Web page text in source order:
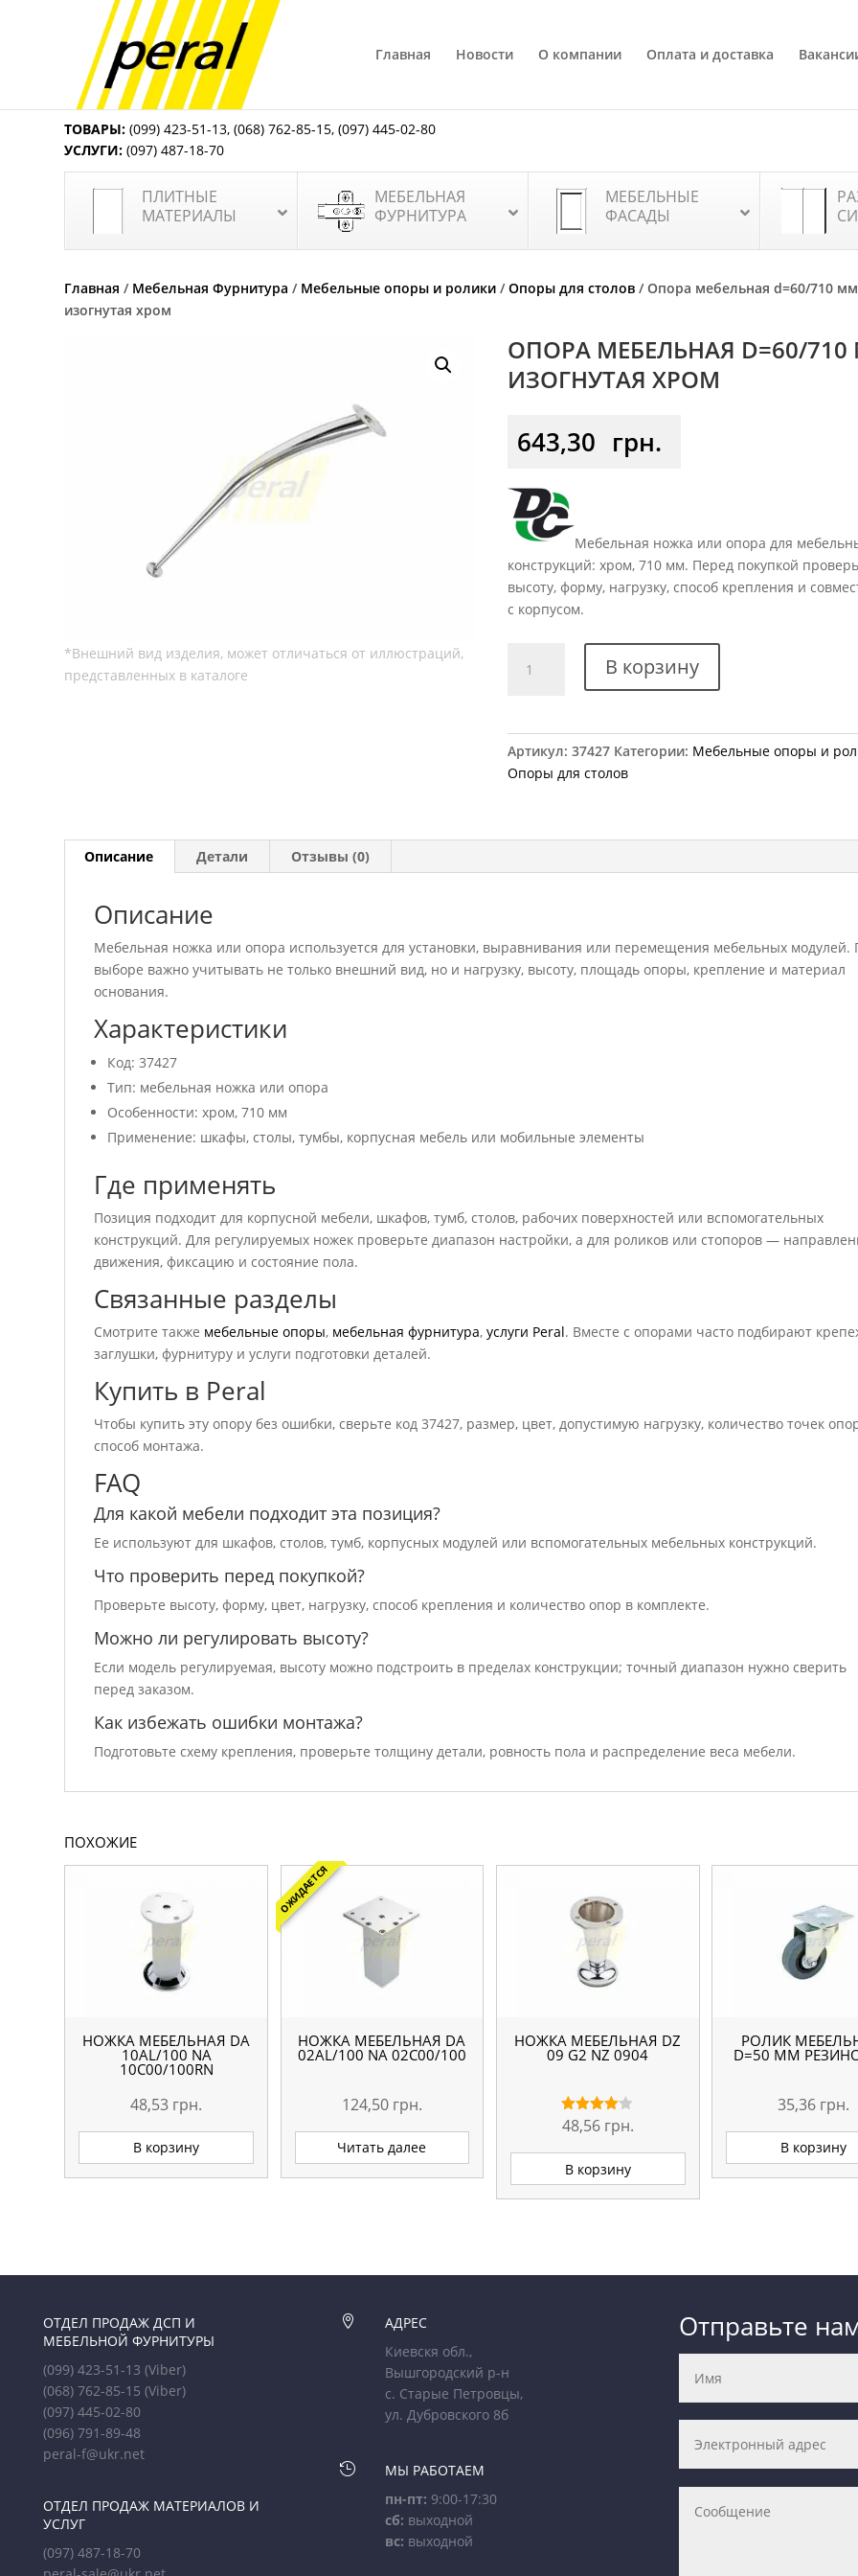
Главная Новости О компании Оплата и доставка
ТОВАРЫ: (099) 423-51-13,(068) 762-85-15,(097) 445-02-80
УСЛУГИ: (097) 487-18-70
ПЛИТНЫЕ
МАТЕРИАЛЫ
МЕБЕЛЬНАЯ
ФУРНИТУРА
МЕБЕЛЬНЫЕ
ФАСАДЫ
Главная / Мебельная Фурнитура / Мебельные опоры и ролики /Опоры для столов / Опора мебельная d=60/710 мм
изогнутая хром
ОПОРА МЕБЕЛЬНАЯ D=60/
ИЗОГНУТАЯ ХРОМ
643,30 грн.
Мебельная ножка или опора для
конструкций: хром, 710 мм. Перед покупкой
высоту, форму, нагрузку, способ крепления и
с корпусом.
товара
мм
изогнутая
В корзину
Артикул:37427 Категории: Мебельные опоры и
Опоры для столов
Описание Детали Отзывы (0)
Описание
Мебельная ножка или опора используется для установки, выравнивания или перемещения мебельных модулей.
выборе важно учитывать не только внешний вид, но и нагрузку, высоту, площадь опоры, крепление и материал
основания.
Характеристики
Код: 37427
Тип: мебельная ножка или опора
Особенности: хром, 710 мм
Применение: шкафы, столы, тумбы, корпусная мебель или мобильные элементы
Где применять
Позиция подходит для корпусной мебели, шкафов, тумб, столов, рабочих поверхностей или вспомогательных
конструкций. Для регулируемых ножек проверьте диапазон настройки, а для роликов или стопоров —
движения, фиксацию и состояние пола.
Связанные разделы
Смотрите также мебельные опоры, мебельная фурнитура,услуги Peral. Вместе с опорами часто подбирают
заглушки, фурнитуру и услуги подготовки деталей.
Купить в Peral
Чтобы купить эту опору без ошибки, сверьте код 37427, размер, цвет, допустимую нагрузку, количество точек
способ монтажа.
FAQ
Для какой мебели подходит эта позиция?
Ее используют для шкафов, столов, тумб, корпусных модулей или вспомогательных мебельных конструкций.
Что проверить перед покупкой?
Проверьте высоту, форму, цвет, нагрузку, способ крепления и количество опор в комплекте.
Можно ли регулировать высоту?
Если модель регулируемая, высоту можно подстроить в пределах конструкции; точный диапазон нужно сверить
перед заказом.
Как избежать ошибки монтажа?
Подготовьте схему крепления, проверьте толщину детали, ровность пола и распределение веса мебели.
ПОХОЖИЕ
НОЖКА МЕБЕЛЬНАЯ DA
10AL/100 NA
10С00/100RN
48,53 грн.
В корзину
ОЖИДАЕТСЯ
НОЖКА МЕБЕЛЬНАЯ DA
02AL/100 NА 02С00/100
124,50 грн.
Читать далее
НОЖКА МЕБЕЛЬНАЯ DZ
09 G2 NZ 0904
Оценка
4.00
из 5
48,56 грн.
В корзину
РОЛИК
D=50 ММ
35,36 грн.
В корзину
ОТДЕЛ ПРОДАЖ ДСП И
МЕБЕЛЬНОЙ ФУРНИТУРЫ
(099) 423-51-13(Viber)
(068) 762-85-15(Viber)
(097) 445-02-80
(096) 791-89-48
peral-f@ukr.net
ОТДЕЛ ПРОДАЖ МАТЕРИАЛОВ И
УСЛУГ
(097) 487-18-70

АДРЕС
Киевскя обл.,
Вышгородский р-н
с. Старые Петровцы,
ул. Дубровского 8б

МЫ РАБОТАЕМ
пн-пт: 9:00-17:30
сб: выходной
вс: выходной
Отправьте